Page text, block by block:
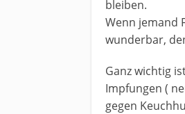
bleiben.
Wenn jemand
wunderbar,
Ganz wichtig
Impfungen (
gegen